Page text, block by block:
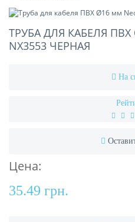
ТРУБА ДЛЯ КАБЕЛЯ ПВХ
NX3553 ЧЕРНАЯ
На
Цена:
35.49 грн.